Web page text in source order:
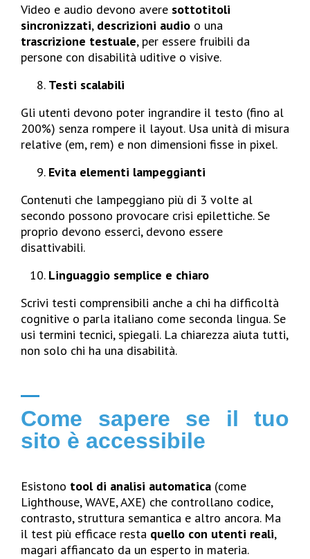
Video e audio devono avere sottotitoli
sincronizzati, descrizioni audio o una
trascrizione testuale, per essere fruibili da
persone con disabilità uditive o visive.
Testi scalabili
Gli utenti devono poter ingrandire il testo (fino al
200%) senza rompere il layout. Usa unità di misura
relative (em, rem) e non dimensioni fisse in pixel.
Evita elementi lampeggianti
Contenuti che lampeggiano più di 3 volte al
secondo possono provocare crisi epilettiche. Se
proprio devono esserci, devono essere
disattivabili.
Linguaggio semplice e chiaro
Scrivi testi comprensibili anche a chi ha difficoltà
cognitive o parla italiano come seconda lingua. Se
usi termini tecnici, spiegali. La chiarezza aiuta tutti,
non solo chi ha una disabilità.
Come sapere se il tuo
sito è accessibile
Esistono tool di analisi automatica (come
Lighthouse, WAVE, AXE) che controllano codice,
contrasto, struttura semantica e altro ancora. Ma
il test più efficace resta quello con utenti reali,
magari affiancato da un esperto in materia.